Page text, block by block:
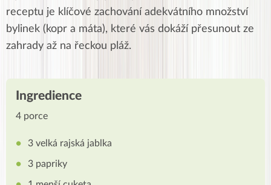
receptu je klíčové zachování adekvátního množství
bylinek (kopr a máta), které vás dokáží přesunout ze
zahrady až na řeckou pláž.
Ingredience
4 porce
3 velká rajská jablka
3 papriky